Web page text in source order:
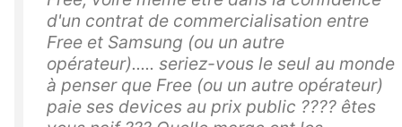
d'un contrat de commercialisation entre
Free et Samsung (ou un autre
opérateur)..... seriez-vous le seul au monde
à penser que Free (ou un autre opérateur)
paie ses devices au prix public ???? êtes